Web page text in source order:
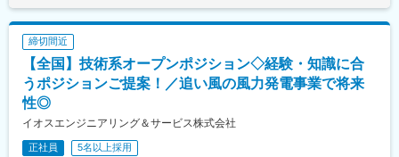
ャレンジできる仕組みです。
■キャリアパス：
NEXYZ.グループは、志と情熱を持つ人物にチャンスを与える人事
制度を採用し、全国主要都市に拠点を設置。20代から営業所長や
支店長、執行役員、CEO、COO、CMOなどの要職に任命し、地
す。
◆商材『ネクシーズZERO』とは・・・
LED照明、業務用空調設備、業務用冷蔵庫など最新の省エネ設備
を初期投資オールゼロで提供するサービスです。
壁でした。
「ネクシーズZERO」は、金融機関や多様な製品を扱うメーカー
性があります。月給(月額)は固定手当を含めた表記です。
締切間近
【全国】技術系オープンポジション◇経験・知識に合
うポジションご提案！／追い風の風力発電事業で将来
性◎
イオスエンジニアリング＆サービス株式会社
正社員 5名以上採用